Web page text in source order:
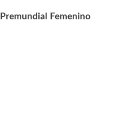
Femenino